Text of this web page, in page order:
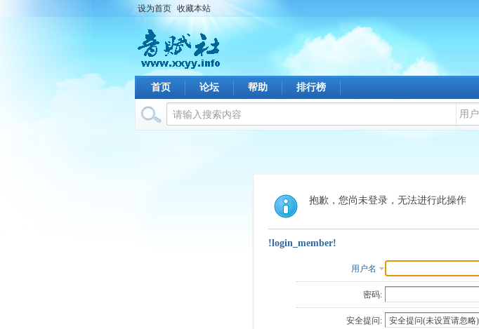
设为首页 收藏本站
首页 论坛 帮助 排行榜
用户
抱歉，您尚未登录，无法进行此操作
!login_member!
用户名
密码:
安全提问: